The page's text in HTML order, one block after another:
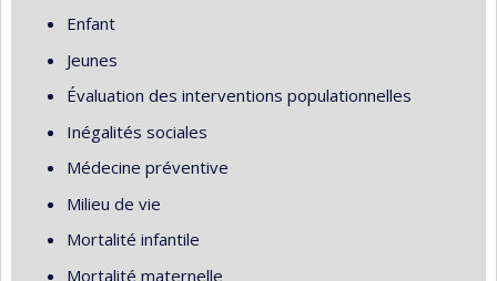
Enfant
Jeunes
Évaluation des interventions populationnelles
Inégalités sociales
Médecine préventive
Milieu de vie
Mortalité infantile
Mortalité maternelle